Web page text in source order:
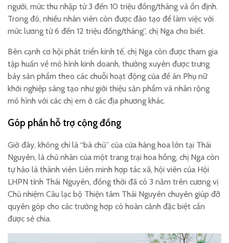
người, mức thu nhập từ 3 đến 10 triệu đồng/tháng và ổn định.
Trong đó, nhiều nhân viên còn được đào tạo để làm việc với
mức lương từ 6 đến 12 triệu đồng/tháng”, chị Nga cho biết.
Bên cạnh cơ hội phát triển kinh tế, chị Nga còn được tham gia
tập huấn về mô hình kinh doanh, thường xuyên được trưng
bày sản phẩm theo các chuỗi hoạt động của đề án Phụ nữ
khởi nghiệp sáng tạo như giới thiệu sản phẩm và nhân rộng
mô hình với các chị em ở các địa phương khác.
Góp phần hỗ trợ cộng đồng
Giờ đây, không chỉ là “bà chủ” của cửa hàng hoa lớn tại Thái
Nguyên, là chủ nhân của một trang trại hoa hồng, chị Nga còn
tự hào là thành viên Liên minh hợp tác xã, hội viên của Hội
LHPN tỉnh Thái Nguyên, đồng thời đã có 3 năm trên cương vị
Chủ nhiệm Câu lạc bộ Thiện tâm Thái Nguyên chuyên giúp đỡ
quyên góp cho các trường hợp có hoàn cảnh đặc biệt cần
được sẻ chia.